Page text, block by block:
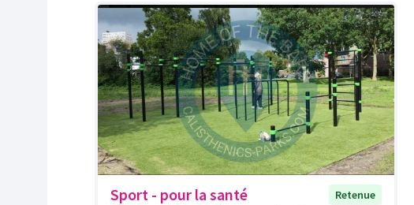
Sport - pour la santé
Retenue